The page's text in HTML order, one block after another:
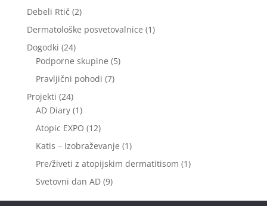
Debeli Rtič (2)
Dermatološke posvetovalnice (1)
Dogodki (24)
Podporne skupine (5)
Pravljični pohodi (7)
Projekti (24)
AD Diary(1)
Atopic EXPO (12)
Katis – Izobraževanje (1)
Pre/živeti z atopijskim dermatitisom (1)
Svetovni dan AD(9)